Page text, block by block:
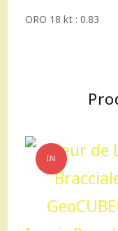
18
ORO 18 kt : 0.83
IN
OFFERTA!